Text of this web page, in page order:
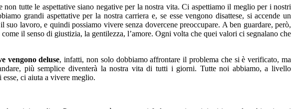
tutte le aspettative siano negative per la nostra vita. Ci aspettiamo il meglio per i nostri
grandi aspettative per la nostra carriera e, se esse vengono disattese, si accende un
lavoro, e quindi possiamo vivere senza dovercene preoccupare. A ben guardare, però,
come il senso di giustizia, la gentilezza, l’amore. Ogni volta che quei valori ci segnalano che
vengono deluse, infatti, non solo dobbiamo affrontare il problema che si è verificato, ma
più semplice diventerà la nostra vita di tutti i giorni. Tutte noi abbiamo, a livello
ci aiuta a vivere meglio.